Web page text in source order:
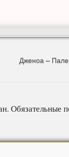
Дженоа –
Обязательные